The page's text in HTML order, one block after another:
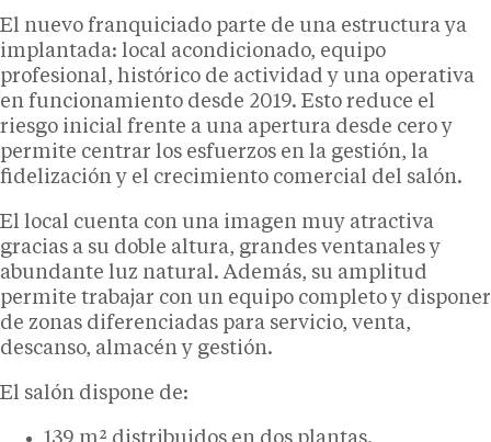
El nuevo franquiciado parte de una estructura ya
implantada: local acondicionado, equipo
profesional, histórico de actividad y una operativa
en funcionamiento desde 2019. Esto reduce el
riesgo inicial frente a una apertura desde cero y
permite centrar los esfuerzos en la gestión, la
fidelización y el crecimiento comercial del salón.
El local cuenta con una imagen muy atractiva
gracias a su doble altura, grandes ventanales y
abundante luz natural. Además, su amplitud
permite trabajar con un equipo completo y disponer
de zonas diferenciadas para servicio, venta,
descanso, almacén y gestión.
El salón dispone de: